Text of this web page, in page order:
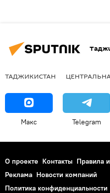
ТАДЖИКИСТАН
Макс Telegram
О проекте Контакты Правила
Реклама Новости компаний
Политика конфиденциальности